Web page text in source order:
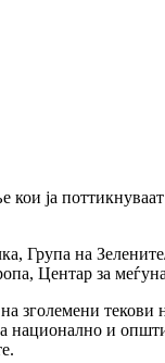
ја
Група на
Центар за
зголемени текови
национално и